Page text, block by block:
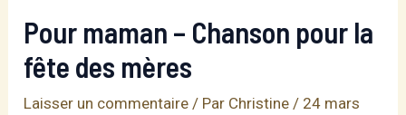
Pour maman – Chanson pour la
fête des mères
Laisser un commentaire / Par Christine/ 24 mars